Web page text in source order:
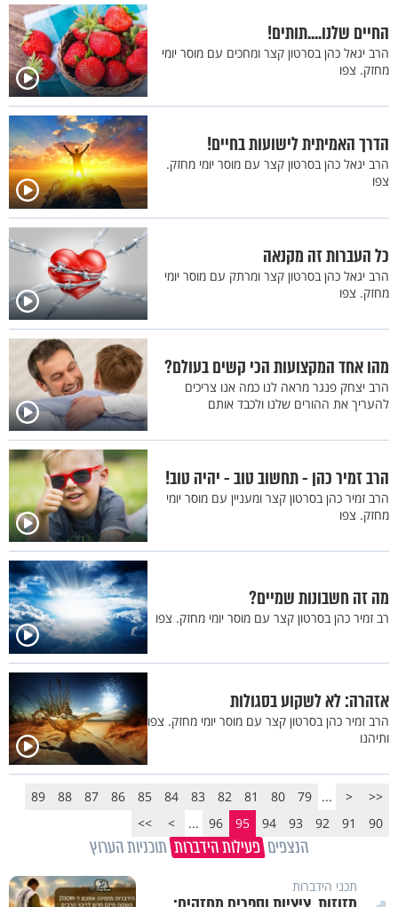
החיים שלנו....תותים!
הרב יגאל כהן בסרטון קצר ומחכים עם מוסר יומי
מחזק. צפו
הדרך האמיתית לישועות בחיים!
הרב יגאל כהן בסרטון קצר עם מוסר יומי מחזק.
צפו
כל העברות זה מקנאה
הרב יגאל כהן בסרטון קצר ומרתק עם מוסר יומי
מחזק. צפו
מהו אחד המקצועות הכי קשים בעולם?
הרב יצחק פנגר מראה לנו כמה אנו צריכים
להעריך את ההורים שלנו ולכבד אותם
הרב זמיר כהן - תחשוב טוב - יהיה טוב!
הרב זמיר כהן בסרטון קצר ומעניין עם מוסר יומי
מחזק. צפו
מה זה חשבונות שמיים?
רב זמיר כהן בסרטון קצר עם מוסר יומי מחזק. צפו
אזהרה: לא לשקוע בסגולות
הרב זמיר כהן בסרטון קצר עם מוסר יומי מחזק. צפו
ותיהנו
<<
<
...
79
80
81
82
83
84
85
86
87
88
89
90
91
92
93
94
95
96
...
>
>>
הנצפים פעילות הידברות תוכניות הערוץ
תכני הידברות